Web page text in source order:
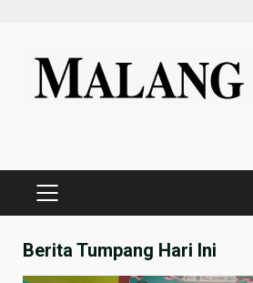
content
PRIMARY
Berita Tumpang Hari Ini